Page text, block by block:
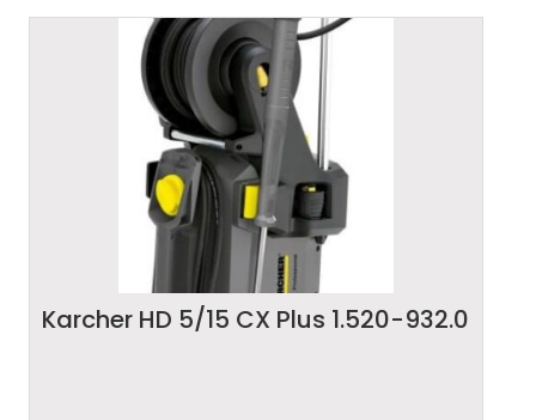
Karcher HD 5/15 CX Plus 1.520-932.0